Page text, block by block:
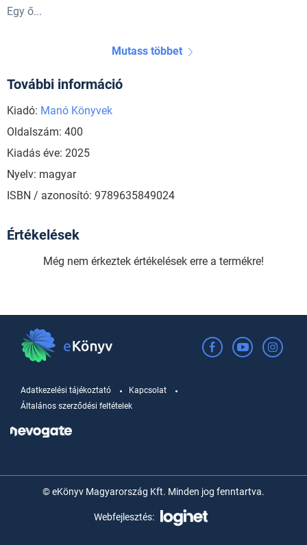
Egy ő...
Mutass többet
További információ
Kiadó: Manó Könyvek
Oldalszám: 400
Kiadás éve: 2025
Nyelv: magyar
ISBN / azonosító: 9789635849024
Értékelések
Még nem érkeztek értékelések erre a termékre!
Adatkezelési tájékoztató
Kapcsolat
Általános szerződési feltételek
© eKönyv Magyarország Kft. Minden jog fenntartva.
Webfejlesztés: